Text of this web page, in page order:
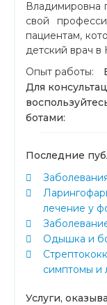
Владимировна
свой
пациентам,
детский врач в
Опыт работы:
Для
ботами:
Последние
лечение у
Одышка и
симптомы и
Услуги,